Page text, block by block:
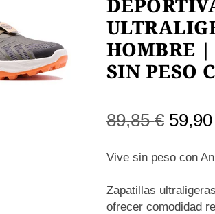
HOMBRE
SIN PESO
89,85€ El
era:
59,90
Vive sin peso con
Zapatillas
ofrecer comodidad